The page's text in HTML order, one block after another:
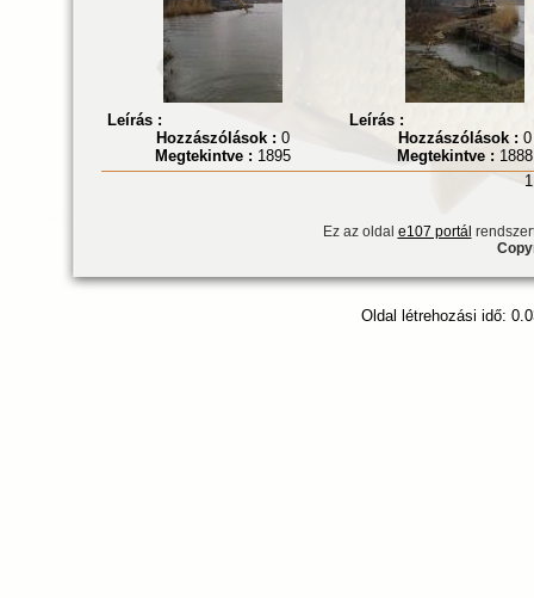
Leírás :
Hozzászólások : 0
Megtekintve : 1895
Leírás :
Hozzászólások : 0
Megtekintve : 1888
Ez az oldal e107 portál
Oldal létrehozási idő: